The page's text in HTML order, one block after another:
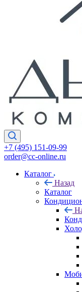
+7 (495) 151-09-99
order@cc-online.ru
Каталог
Назад
Каталог